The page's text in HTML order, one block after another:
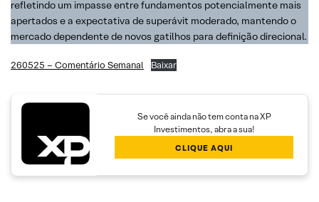
refletindo um impasse entre fundamentos potencialmente mais
apertados e a expectativa de superávit moderado, mantendo o
mercado dependente de novos gatilhos para definição direcional.
260525 – Comentário Semanal Baixar
Se você ainda não tem conta na XP
Investimentos, abra a sua!
CLIQUE AQUI